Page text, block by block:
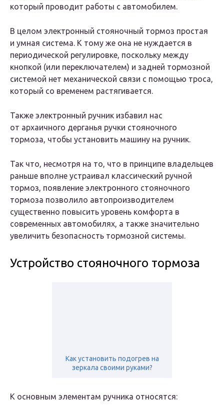
который проводит работы с автомобилем.
В целом электронный стояночный тормоз простая
и умная система. К тому же она не нуждается в
периодической регулировке, поскольку между
кнопкой (или переключателем) и задней тормозной
системой нет механической связи с помощью троса,
который со временем растягивается.
Также электронный ручник избавил нас
от архаичного дерганья ручки стояночного
тормоза, чтобы установить машину на ручник.
Так что, несмотря на то, что в принципе владельцев
раньше вполне устраивал классический ручной
тормоз, появление электронного стояночного
тормоза позволило автопроизводителем
существенно повысить уровень комфорта в
современных автомобилях, а также значительно
увеличить безопасность тормозной системы.
Устройство стояночного тормоза
Как установить подогрев на
зеркала своими руками?
К основным элементам ручника относятся: